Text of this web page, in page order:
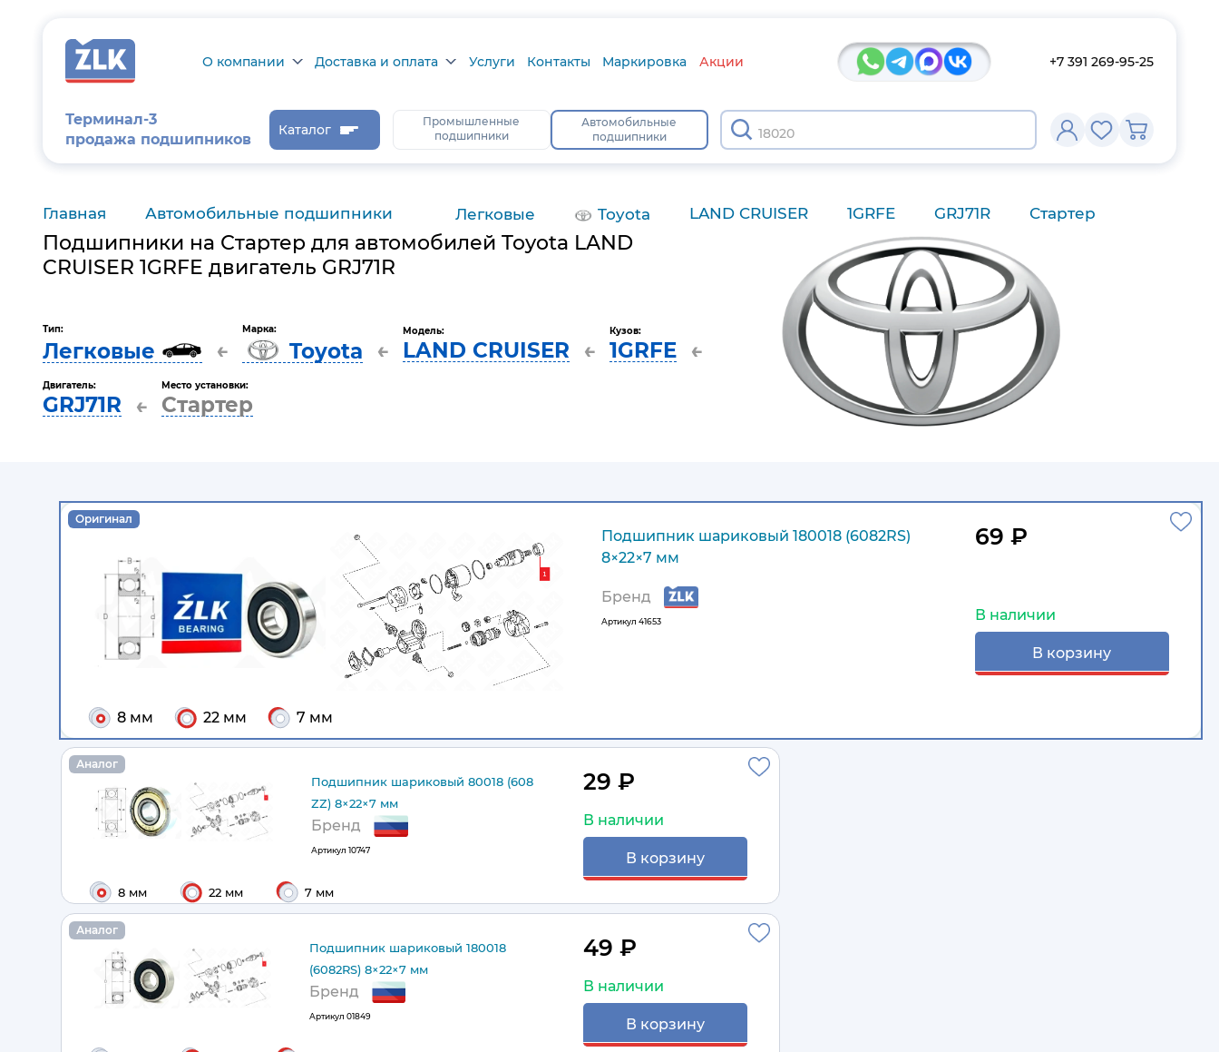
О компании
О компании
Сертификаты на
продукцию
Новости
Контроль и
диагностика
Статьи
Каталог производителя
Доставка и оплата
Доставка и оплата
Возврат товара
Услуги Контакты Маркировка Акции +7 391 269-95-25
Терминал-3
продажа подшипников
Каталог
Промышленные
подшипники
Автомобильные
подшипники
180203
Главная Автомобильные подшипники Легковые Toyota LAND CRUISER 1GRFE GRJ71R Стартер
Подшипники на Стартер для автомобилей Toyota LAND
CRUISER 1GRFE двигатель GRJ71R
Тип:
Легковые ←
Марка:
Toyota ←
Модель:
LAND CRUISER ←
Кузов:
1GRFE ←
Двигатель:
GRJ71R ←
Место установки:
Стартер
Оригинал
Подшипник шариковый 180018 (6082RS)
8×22×7 мм
Бренд
Артикул 41653
8 мм 22 мм 7 мм
69 ₽
В наличии
В корзину
Аналог
Подшипник шариковый 80018 (608
ZZ) 8×22×7 мм
Бренд
Артикул 10747
8 мм 22 мм 7 мм
29 ₽
В наличии
В корзину
Аналог
Подшипник шариковый 180018
(6082RS) 8×22×7 мм
Бренд
Артикул 01849
49 ₽
В наличии
В корзину